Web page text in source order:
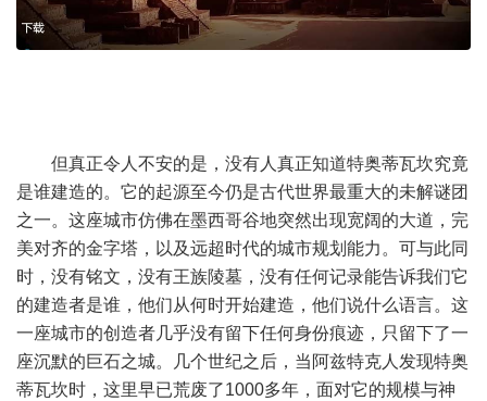
但真正令人不安的是，没有人真正知道特奥蒂瓦坎究竟
是谁建造的。它的起源至今仍是古代世界最重大的未解谜团
之一。这座城市仿佛在墨西哥谷地突然出现宽阔的大道，完
美对齐的金字塔，以及远超时代的城市规划能力。可与此同
时，没有铭文，没有王族陵墓，没有任何记录能告诉我们它
的建造者是谁，他们从何时开始建造，他们说什么语言。这
一座城市的创造者几乎没有留下任何身份痕迹，只留下了一
座沉默的巨石之城。几个世纪之后，当阿兹特克人发现特奥
蒂瓦坎时，这里早已荒废了1000多年，面对它的规模与神